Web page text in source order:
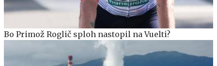
Bo Primož Roglič sploh nastopil na Vuelti?